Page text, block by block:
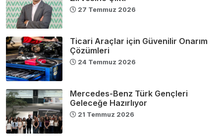
27 Temmuz 2026
Ticari Araçlar için Güvenilir Onarım
Çözümleri
24 Temmuz 2026
Mercedes-Benz Türk Gençleri
Geleceğe Hazırlıyor
21 Temmuz 2026